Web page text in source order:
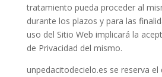
tratamiento pueda proceder al
durante los plazos y para las
uso del Sitio Web implicará la
de Privacidad del mismo.
unpedacitodecielo.es se reserva